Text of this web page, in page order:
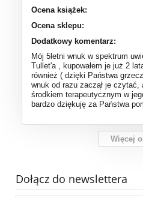
Ocena książek:
Ocena sklepu:
Dodatkowy komentarz:
Mój 5letni wnuk w spektrum
Tullet'a , kupowałem je już 2
również ( dzięki Państwa
wnuk od razu zaczął je czytać,
środkiem terapeutycznym w
bardzo dziękuję za Państwa
Więcej
Dołącz do newslettera